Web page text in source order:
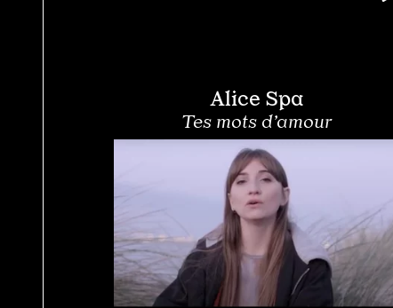
Alice Spa
Tes mots d’amour